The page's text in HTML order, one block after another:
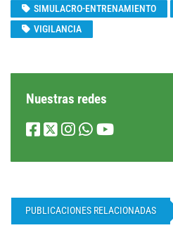
SIMULACRO-ENTRENAMIENTO
VIGILANCIA
Nuestras redes
PUBLICACIONES RELACIONADAS